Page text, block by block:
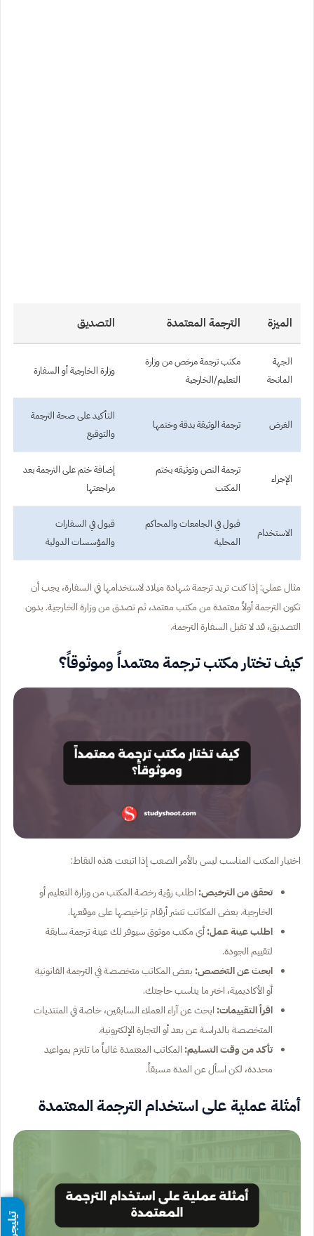
الميزة الترجمة المعتمدة التصديق
الجهة
المانحة
مكتب ترجمة مرخص من وزارة
التعليم/الخارجية
وزارة الخارجية أو السفارة
الغرض ترجمة الوثيقة بدقة وختمها
التأكيد على صحة الترجمة
والتوقيع
الإجراء
ترجمة النص وتوثيقه بختم
المكتب
إضافة ختم على الترجمة بعد
مراجعتها
الاستخدام
قبول في الجامعات والمحاكم
المحلية
قبول في السفارات
والمؤسسات الدولية
مثال عملي: إذا كنت تريد ترجمة شهادة ميلاد لاستخدامها في السفارة، يجب أن
تكون الترجمة أولاً معتمدة من مكتب معتمد، ثم تصدق من وزارة الخارجية. بدون
التصديق، قد لا تقبل السفارة الترجمة.
كيف تختار مكتب ترجمة معتمداً وموثوقاً؟
اختيار المكتب المناسب ليس بالأمر الصعب إذا اتبعت هذه النقاط:
تحقق من الترخيص: اطلب رؤية رخصة المكتب من وزارة التعليم أو
الخارجية. بعض المكاتب تنشر أرقام تراخيصها على موقعها.
اطلب عينة عمل:أي مكتب موثوق سيوفر لك عينة ترجمة سابقة
لتقييم الجودة.
ابحث عن التخصص: بعض المكاتب متخصصة في الترجمة القانونية
أو الأكاديمية، اختر ما يناسب حاجتك.
اقرأ التقييمات: ابحث عن آراء العملاء السابقين، خاصة في المنتديات
المتخصصة بالدراسة عن بعد أو التجارة الإلكترونية.
تأكد من وقت التسليم: المكاتب المعتمدة غالباً ما تلتزم بمواعيد
محددة، لكن اسأل عن المدة مسبقاً.
أمثلة عملية على استخدام الترجمة المعتمدة